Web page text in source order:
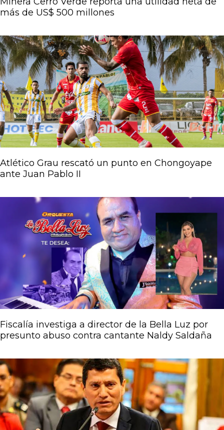
más de US$ 500 millones
Atlético Grau rescató un punto en Chongoyape
ante Juan Pablo II
Fiscalía investiga a director de la Bella Luz por
presunto abuso contra cantante Naldy Saldaña